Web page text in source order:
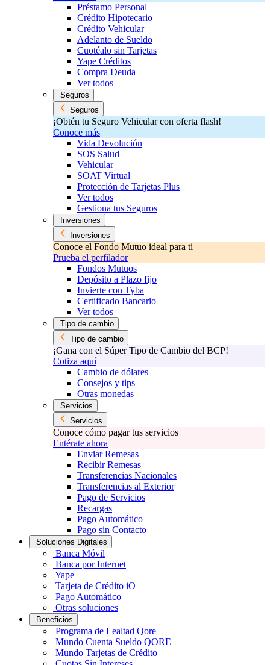
Préstamo Personal
Crédito Hipotecario
Crédito Vehicular
Adelanto de Sueldo
Cuotéalo sin Tarjetas
Yape Créditos
Compra Deuda
Ver todos
Seguros
Seguros
¡Obtén tu Seguro Vehicular con oferta flash!
Conoce más
Vida Devolución
SOS Salud
Vehicular
SOAT Virtual
Protección de Tarjetas Plus
Ver todos
Gestiona tus Seguros
Inversiones
Inversiones
Conoce el Fondo Mutuo ideal para ti
Prueba el perfilador
Fondos Mutuos
Depósito a Plazo fijo
Invierte con Tyba
Certificado Bancario
Ver todos
Tipo de cambio
Tipo de cambio
¡Gana con el Súper Tipo de Cambio del BCP!
Cotiza aquí
Cambio de dólares
Consejos y tips
Otras monedas
Servicios
Servicios
Conoce cómo pagar tus servicios
Entérate ahora
Enviar Remesas
Recibir Remesas
Transferencias Nacionales
Transferencias al Exterior
Pago de Servicios
Recargas
Pago Automático
Pago sin Contacto
Soluciones Digitales
Banca Móvil
Banca por Internet
Yape
Tarjeta de Crédito iO
Pago Automático
Otras soluciones
Beneficios
Programa de Lealtad Qore
Mundo Cuenta Sueldo QORE
Mundo Tarjetas de Crédito